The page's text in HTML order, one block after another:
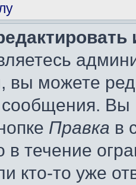
вы можете
Вы
Правка в
в течение
кто-то уже